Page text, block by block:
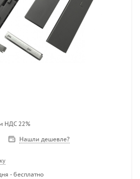
НДС 22%
Нашли дешевле?
- бесплатно